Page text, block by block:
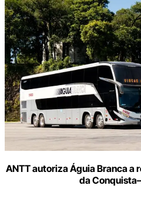
ANTT autoriza Águia Branca a
da